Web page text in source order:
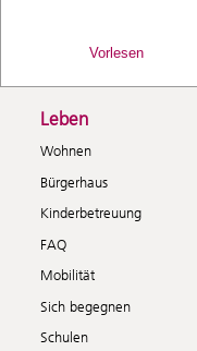
Vorlesen
Leben
Wohnen
Bürgerhaus
Kinderbetreuung
FAQ
Mobilität
Sich begegnen
Schulen